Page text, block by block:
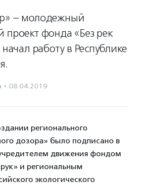
– молодежный
проект фонда «Без рек
начал работу в Республике
· 08.04.2019
регионального
дозора» было подписано в
движения фондом
и региональным
экологического